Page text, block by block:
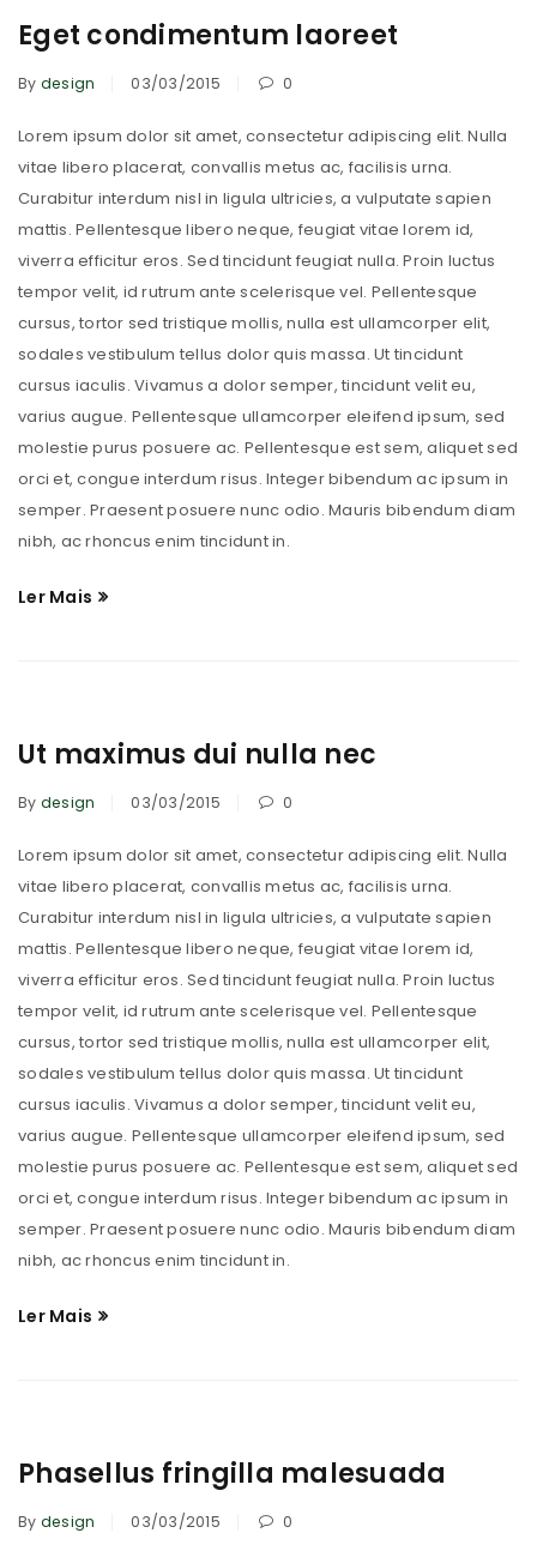
Eget condimentum laoreet
By design 03/03/2015 0
Lorem ipsum dolor sit amet, consectetur adipiscing elit. Nulla
vitae libero placerat, convallis metus ac, facilisis urna.
Curabitur interdum nisl in ligula ultricies, a vulputate sapien
mattis. Pellentesque libero neque, feugiat vitae lorem id,
viverra efficitur eros. Sed tincidunt feugiat nulla. Proin luctus
tempor velit, id rutrum ante scelerisque vel. Pellentesque
cursus, tortor sed tristique mollis, nulla est ullamcorper elit,
sodales vestibulum tellus dolor quis massa. Ut tincidunt
cursus iaculis. Vivamus a dolor semper, tincidunt velit eu,
varius augue. Pellentesque ullamcorper eleifend ipsum, sed
molestie purus posuere ac. Pellentesque est sem, aliquet sed
orci et, congue interdum risus. Integer bibendum ac ipsum in
semper. Praesent posuere nunc odio. Mauris bibendum diam
nibh, ac rhoncus enim tincidunt in.
Ler Mais
Ut maximus dui nulla nec
By design 03/03/2015 0
Lorem ipsum dolor sit amet, consectetur adipiscing elit. Nulla
vitae libero placerat, convallis metus ac, facilisis urna.
Curabitur interdum nisl in ligula ultricies, a vulputate sapien
mattis. Pellentesque libero neque, feugiat vitae lorem id,
viverra efficitur eros. Sed tincidunt feugiat nulla. Proin luctus
tempor velit, id rutrum ante scelerisque vel. Pellentesque
cursus, tortor sed tristique mollis, nulla est ullamcorper elit,
sodales vestibulum tellus dolor quis massa. Ut tincidunt
cursus iaculis. Vivamus a dolor semper, tincidunt velit eu,
varius augue. Pellentesque ullamcorper eleifend ipsum, sed
molestie purus posuere ac. Pellentesque est sem, aliquet sed
orci et, congue interdum risus. Integer bibendum ac ipsum in
semper. Praesent posuere nunc odio. Mauris bibendum diam
nibh, ac rhoncus enim tincidunt in.
Ler Mais
Phasellus fringilla malesuada
By design 03/03/2015 0